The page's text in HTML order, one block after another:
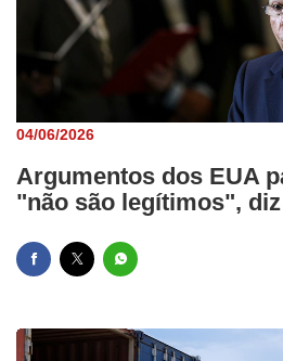
04/06/2026
Argumentos dos EUA
"não são legítimos",